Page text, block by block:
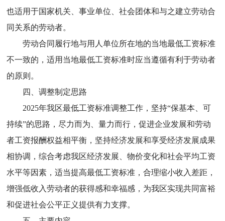
也适用于国家机关、事业单位、社会团体和与之建立劳动合
同关系的劳动者。
劳动合同履行地与用人单位所在地的当地最低工资标准
不一致的，适用当地最低工资标准时应当遵循有利于劳动者
的原则。
四、调整制定思路
2025年我区最低工资标准调整工作，坚持“保基本、可
持续”的思路，尽力而为、量力而行，促进企业发展和劳动
者工资报酬权益相平衡，坚持经济发展和享受经济发展成果
相协调，综合考虑我区经济发展、物价变化和社会平均工资
水平等因素，适当提高最低工资标准，合理缩小收入差距，
增强低收入劳动者的获得感和幸福感，为我区实现共同富裕
和促进社会公平正义提供有力支撑。